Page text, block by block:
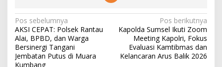
e
u
k
n
N
a
v
Pos sebelumnya
AKSI CEPAT: Polsek Rantau
Alai, BPBD, dan Warga
Bersinergi Tangani
Jembatan Putus di Muara
Kumbang
Pos berikutnya
Kapolda Sumsel Ikuti Zoom
Meeting Kapolri, Fokus
Evaluasi Kamtibmas dan
Kelancaran Arus Balik 2026